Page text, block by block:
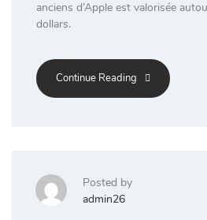
anciens d’Apple est valorisée
dollars.
Continue Reading
Posted by
admin26